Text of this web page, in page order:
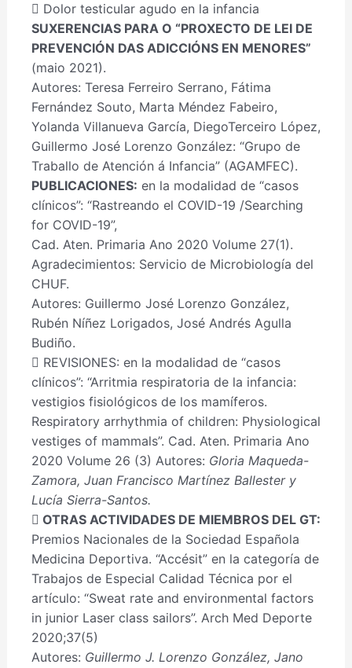
 Dolor testicular agudo en la infancia
SUXERENCIAS PARA O “PROXECTO DE LEI DE
PREVENCIÓN DAS ADICCIÓNS EN MENORES”
(maio 2021).
Autores: Teresa Ferreiro Serrano, Fátima
Fernández Souto, Marta Méndez Fabeiro,
Yolanda Villanueva García, DiegoTerceiro López,
Guillermo José Lorenzo González: “Grupo de
Traballo de Atención á Infancia” (AGAMFEC).
PUBLICACIONES: en la modalidad de “casos
clínicos”: “Rastreando el COVID-19 /Searching
for COVID-19”,
Cad. Aten. Primaria Ano 2020 Volume 27(1).
Agradecimientos: Servicio de Microbiología del
CHUF.
Autores: Guillermo José Lorenzo González,
Rubén Níñez Lorigados, José Andrés Agulla
Budiño.
 REVISIONES: en la modalidad de “casos
clínicos”: “Arritmia respiratoria de la infancia:
vestigios fisiológicos de los mamíferos.
Respiratory arrhythmia of children: Physiological
vestiges of mammals”. Cad. Aten. Primaria Ano
2020 Volume 26 (3) Autores: Gloria Maqueda-
Zamora, Juan Francisco Martínez Ballester y
Lucía Sierra-Santos.
 OTRAS ACTIVIDADES DE MIEMBROS DEL GT:
Premios Nacionales de la Sociedad Española
Medicina Deportiva. “Accésit” en la categoría de
Trabajos de Especial Calidad Técnica por el
artículo: “Sweat rate and environmental factors
in junior Laser class sailors”. Arch Med Deporte
2020;37(5)
Autores: Guillermo J. Lorenzo González, Jano